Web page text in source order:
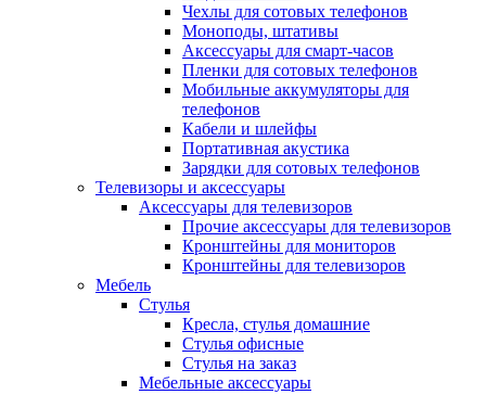
Чехлы для сотовых телефонов
Моноподы, штативы
Аксессуары для смарт-часов
Пленки для сотовых телефонов
Мобильные аккумуляторы для
телефонов
Кабели и шлейфы
Портативная акустика
Зарядки для сотовых телефонов
Телевизоры и аксессуары
Аксессуары для телевизоров
Прочие аксессуары для телевизоров
Кронштейны для мониторов
Кронштейны для телевизоров
Мебель
Стулья
Кресла, стулья домашние
Стулья офисные
Стулья на заказ
Мебельные аксессуары